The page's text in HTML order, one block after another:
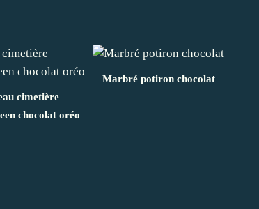
cimetière
chocolat oréo
Marbré potiron chocolat